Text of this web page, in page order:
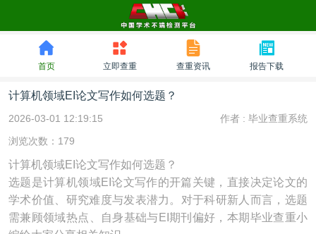
首页 立即查重 查重资讯 报告下载
计算机领域EI论文写作如何选题？
2026-03-01 12:19:15 作者 : 毕业查重系统
浏览次数：179
计算机领域EI论文写作如何选题？
选题是计算机领域EI论文写作的开篇关键，直接决定论文的
学术价值、研究难度与发表潜力。对于科研新人而言，选题
需兼顾领域热点、自身基础与EI期刊偏好，本期毕业查重小